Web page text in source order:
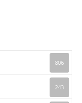
806
243